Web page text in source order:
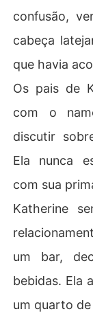
Ela não
omem mais
Esteban a
u lado, não é?"
Milhares de
ne, que ainda
confusão,
cabeça
que havia
Os pais de
com o
discutir
Ela nunca
com sua
Katherine
um bar,
bebidas. Ela
um quarto